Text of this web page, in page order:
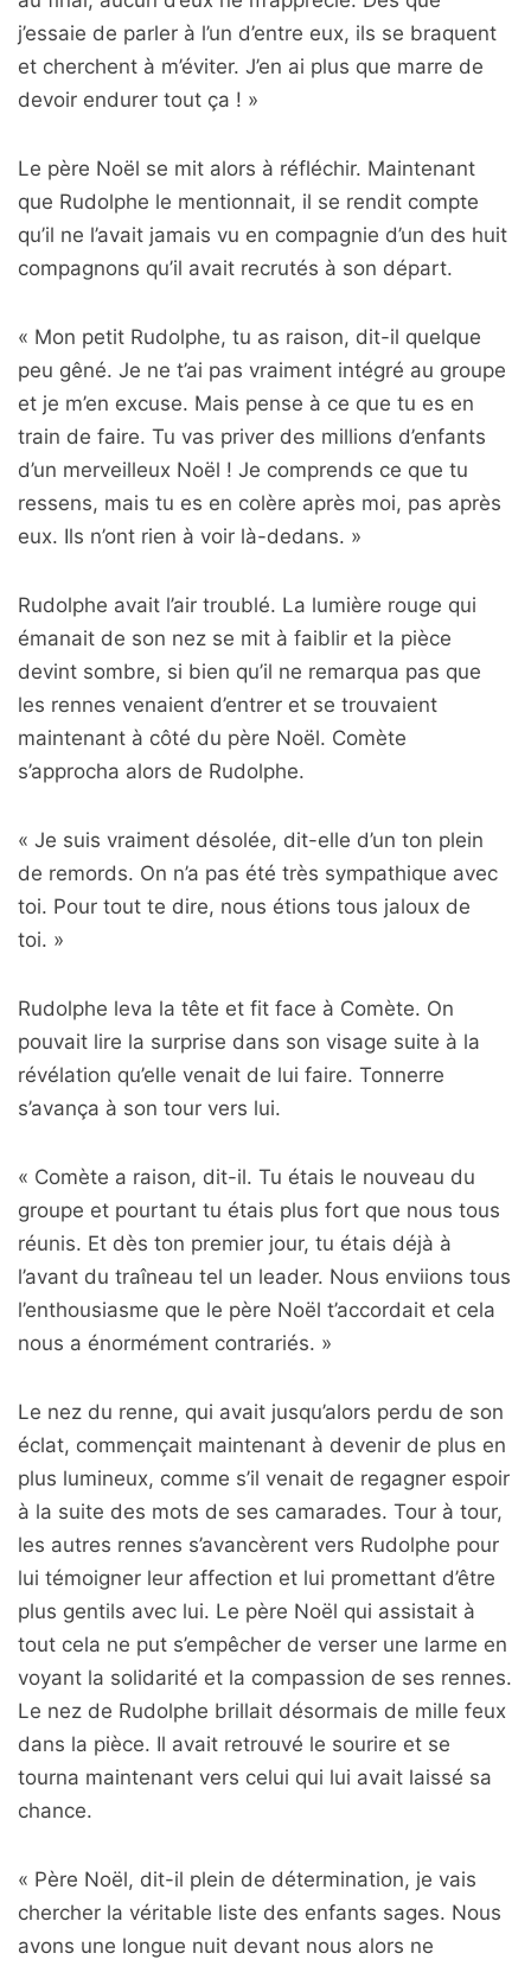
j’essaie de parler à l’un d’entre eux, ils se braquent
et cherchent à m’éviter. J’en ai plus que marre de
devoir endurer tout ça ! »
Le père Noël se mit alors à réfléchir. Maintenant
que Rudolphe le mentionnait, il se rendit compte
qu’il ne l’avait jamais vu en compagnie d’un des huit
compagnons qu’il avait recrutés à son départ.
« Mon petit Rudolphe, tu as raison, dit-il quelque
peu gêné. Je ne t’ai pas vraiment intégré au groupe
et je m’en excuse. Mais pense à ce que tu es en
train de faire. Tu vas priver des millions d’enfants
d’un merveilleux Noël ! Je comprends ce que tu
ressens, mais tu es en colère après moi, pas après
eux. Ils n’ont rien à voir là-dedans. »
Rudolphe avait l’air troublé. La lumière rouge qui
émanait de son nez se mit à faiblir et la pièce
devint sombre, si bien qu’il ne remarqua pas que
les rennes venaient d’entrer et se trouvaient
maintenant à côté du père Noël. Comète
s’approcha alors de Rudolphe.
« Je suis vraiment désolée, dit-elle d’un ton plein
de remords. On n’a pas été très sympathique avec
toi. Pour tout te dire, nous étions tous jaloux de
toi. »
Rudolphe leva la tête et fit face à Comète. On
pouvait lire la surprise dans son visage suite à la
révélation qu’elle venait de lui faire. Tonnerre
s’avança à son tour vers lui.
« Comète a raison, dit-il. Tu étais le nouveau du
groupe et pourtant tu étais plus fort que nous tous
réunis. Et dès ton premier jour, tu étais déjà à
l’avant du traîneau tel un leader. Nous enviions tous
l’enthousiasme que le père Noël t’accordait et cela
nous a énormément contrariés. »
Le nez du renne, qui avait jusqu’alors perdu de son
éclat, commençait maintenant à devenir de plus en
plus lumineux, comme s’il venait de regagner espoir
à la suite des mots de ses camarades. Tour à tour,
les autres rennes s’avancèrent vers Rudolphe pour
lui témoigner leur affection et lui promettant d’être
plus gentils avec lui. Le père Noël qui assistait à
tout cela ne put s’empêcher de verser une larme en
voyant la solidarité et la compassion de ses rennes.
Le nez de Rudolphe brillait désormais de mille feux
dans la pièce. Il avait retrouvé le sourire et se
tourna maintenant vers celui qui lui avait laissé sa
chance.
« Père Noël, dit-il plein de détermination, je vais
chercher la véritable liste des enfants sages. Nous
avons une longue nuit devant nous alors ne